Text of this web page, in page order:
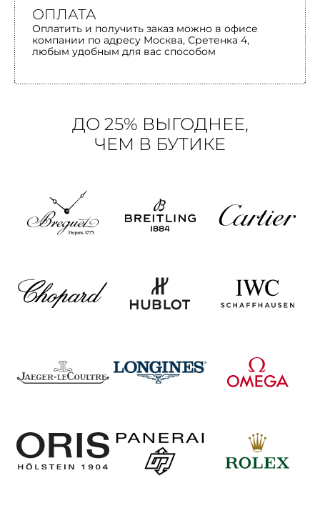
ОПЛАТА
Оплатить и получить заказ можно в офисе
компании по адресу Москва, Сретенка 4,
любым удобным для вас способом
ДО 25% ВЫГОДНЕЕ,
ЧЕМ В БУТИКЕ